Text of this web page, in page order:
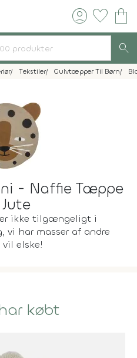
account_circle favorite shopping_bag
search
Tekstiler Gulvtæpper Til Børn
- Naffie Tæppe
ikke tilgængeligt i
vi har masser af andre
elske!
købt